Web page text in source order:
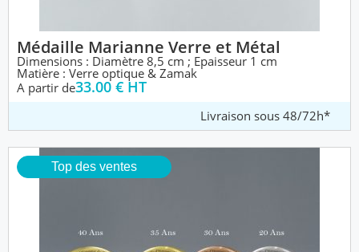
Médaille Marianne Verre et Métal
Dimensions : Diamètre 8,5 cm ; Epaisseur 1 cm
Matière : Verre optique & Zamak
A partir de33.00 € HT
Livraison sous 48/72h*
Top des ventes